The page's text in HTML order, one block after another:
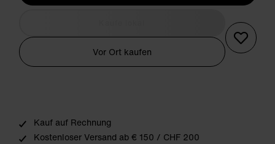
Vor Ort kaufen
Kauf auf Rechnung
Kostenloser Versand ab € 150 / CHF 200